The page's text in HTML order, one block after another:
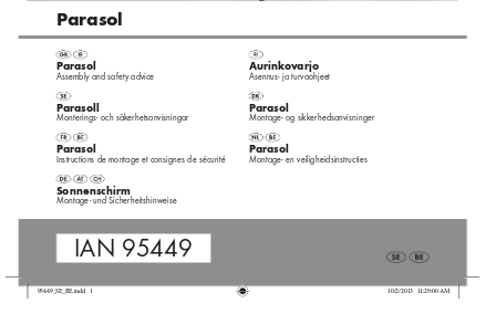
IAN 95449
Parasol
Parasol
Assembly and safety advice
Parasoll
Monterings- och säkerhetsanvisningar
Parasol
Instructions de montage et consignes de sécurité
Sonnensc hirm
Montage- und Sicherheitshinweise
Aurinkovarjo
Asennus- ja turvaohjeet
Parasol
Montage- og sikkerhedsanvisninger
Parasol
Montage- en veiligheidsinstructies
95449_SE_BE.indd   1 10/2/2013   11:29:00 AM